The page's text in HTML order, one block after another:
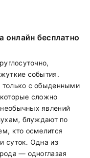
онлайн бесплатно
события.
только с обыденными
сложно
явлений
блуждают по
кто осмелится
суток. Одна из
— одноглазая